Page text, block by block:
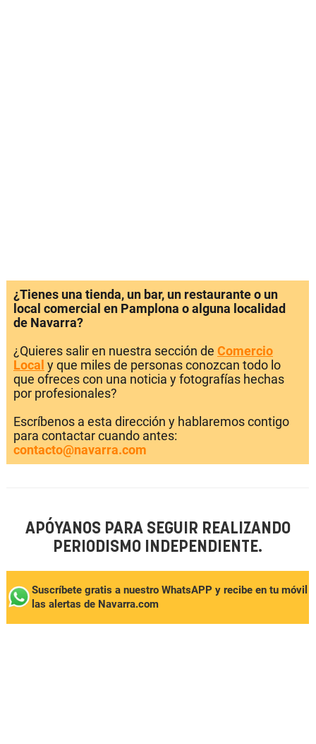
¿Tienes una tienda, un bar, un restaurante o un
local comercial en Pamplona o alguna localidad
de Navarra?
¿Quieres salir en nuestra sección de Comercio
Local y que miles de personas conozcan todo lo
que ofreces con una noticia y fotografías hechas
por profesionales?
Escríbenos a esta dirección y hablaremos contigo
para contactar cuando antes:
contacto@navarra.com
APÓYANOS PARA SEGUIR REALIZANDO
PERIODISMO INDEPENDIENTE.
Suscríbete gratis a nuestro WhatsAPP y recibe en tu móvil
las alertas de Navarra.com